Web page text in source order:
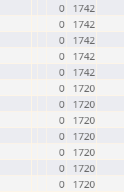
0
1742
0
1742
0
1742
0
1742
0
1742
0
1720
0
1720
0
1720
0
1720
0
1720
0
1720
0
1720